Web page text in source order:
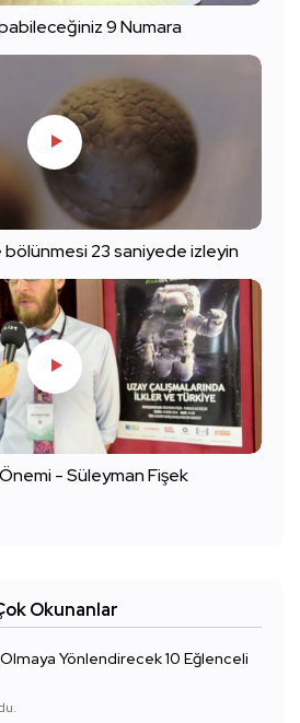
9 Numara
23 saniyede izleyin
Önemi - Süleyman Fişek
Okunanlar
Olmaya Yönlendirecek 10 Eğlenceli